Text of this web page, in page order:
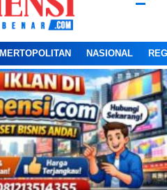
MERTOPOLITAN NASIONAL